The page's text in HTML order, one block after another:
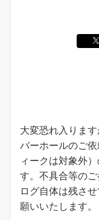
大変恐れ入りま
バーホールのご
ィークは対象外
す。不具合等の
ログ自体は残さ
願いいたします。